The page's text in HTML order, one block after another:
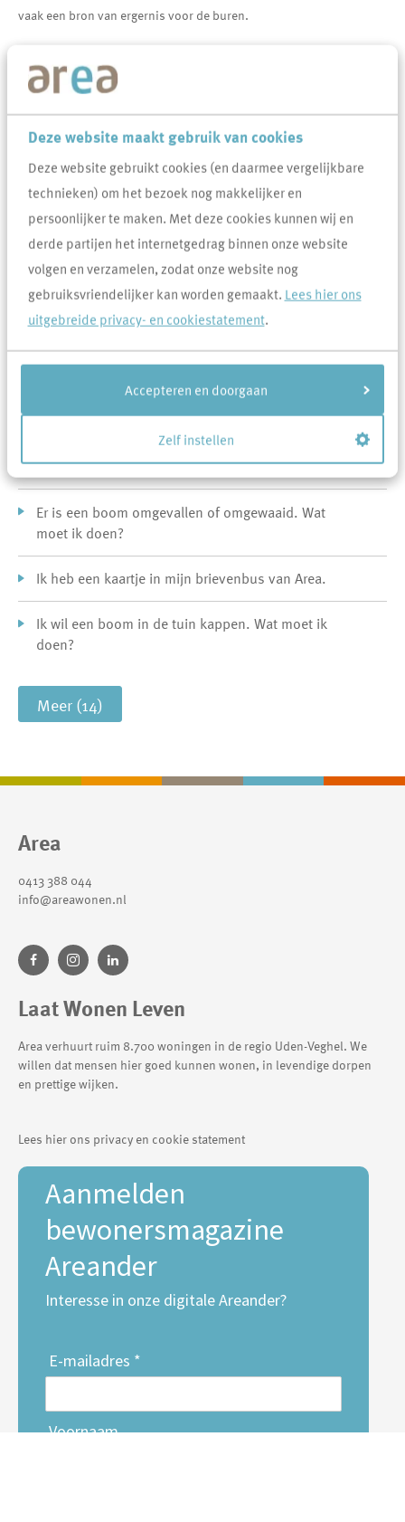
Deze website maakt gebruik van cookies
Deze website gebruikt cookies (en daarmee vergelijkbare
technieken) om het bezoek nog makkelijker en
persoonlijker te maken. Met deze cookies kunnen wij en
derde partijen het internetgedrag binnen onze website
volgen en verzamelen, zodat onze website nog
gebruiksvriendelijker kan worden gemaakt. Lees hier ons
uitgebreide privacy- en cookiestatement.
Accepteren en doorgaan
Zelf instellen
vaak een bron van ergernis voor de buren.
beplanting. Lekker tuinieren en genieten van veel groen in je tuin.
dit onderhoudsvriendelijk zou moeten zijn. Dit kan echter
vervelende gevolgen hebben voor bewoners, zoals water dat niet
weg kan stromen. Meer groen en minder tegels in de tuin helpt
wateroverlast te voorkomen. De beplanting en de bodem houden
het water namelijk vast. Het water blijft hierdoor op eigen terrein en
stroomt niet weg via het riool. Daarom de tip: tegels eruit, groen
Veel gevraagd over Tuinonderhoud
schutting bij de brandgang. Wat moet ik doen?
Wat nu?
Er is een boom omgevallen of omgewaaid. Wat
moet ik doen?
Ik heb een kaartje in mijn brievenbus van Area.
Ik wil een boom in de tuin kappen. Wat moet ik
doen?
Meer (14)
Contactinformatie
Area
0413 388 044
info@areawonen.nl
Laat Wonen Leven
Area verhuurt ruim 8.700 woningen in de regio Uden-Veghel. We
willen dat mensen hier goed kunnen wonen, in levendige dorpen
en prettige wijken.
Lees hier ons privacy en cookie statement
Aanmelden
bewonersmagazine
Areander
Interesse in onze digitale Areander?
E-mailadres *
Voornaam